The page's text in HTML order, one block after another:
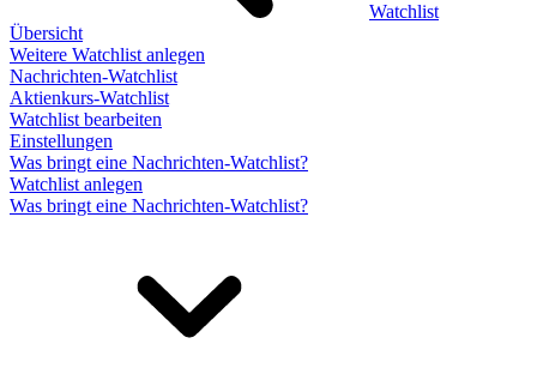
Watchlist
Übersicht
Weitere Watchlist anlegen
Nachrichten-Watchlist
Aktienkurs-Watchlist
Watchlist bearbeiten
Einstellungen
Was bringt eine Nachrichten-Watchlist?
Watchlist anlegen
Was bringt eine Nachrichten-Watchlist?